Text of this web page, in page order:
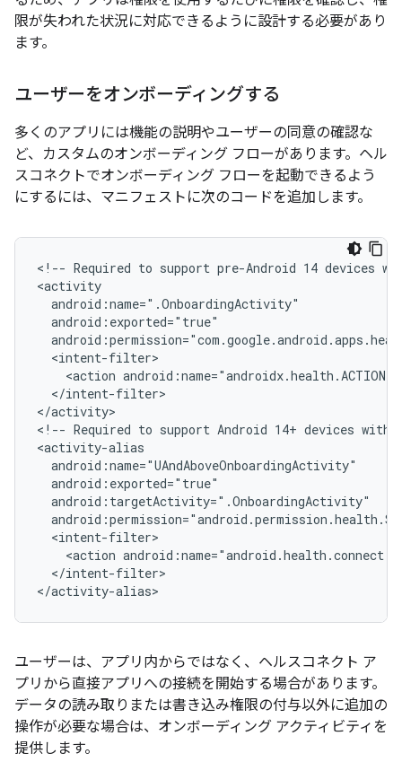
限が失われた状況に対応できるように設計する必要があり
ます。
ユーザーをオンボーディングする
多くのアプリには機能の説明やユーザーの同意の確認な
ど、カスタムのオンボーディング フローがあります。ヘル
スコネクトでオンボーディング フローを起動できるよう
にするには、マニフェストに次のコードを追加します。
<!-- Required to support pre-Android 14 devices
<action
</intent-filter>
</activity>
<!-- Required to support Android 14+ devices with
<action
</intent-filter>
ユーザーは、アプリ内からではなく、ヘルスコネクト ア
プリから直接アプリへの接続を開始する場合があります。
データの読み取りまたは書き込み権限の付与以外に追加の
操作が必要な場合は、オンボーディング アクティビティを
提供します。